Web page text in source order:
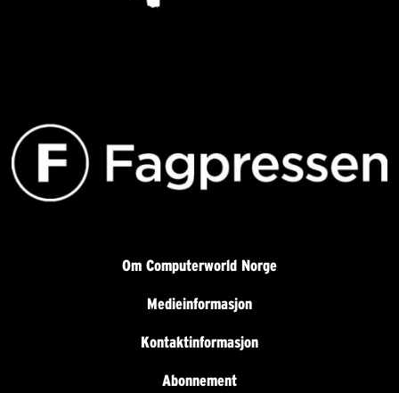
Om Computerworld Norge
Medieinformasjon
Kontaktinformasjon
Abonnement